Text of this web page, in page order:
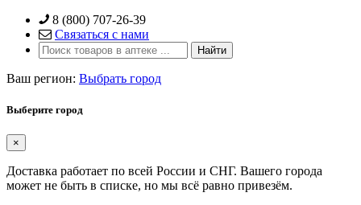
Skip
content
8 (800) 707-26-39
Связаться с нами
Ваш регион: Выбрать город
Выберите город
×
Доставка работает по всей России и СНГ. Вашего города
может не быть в списке, но мы всё равно привезём.